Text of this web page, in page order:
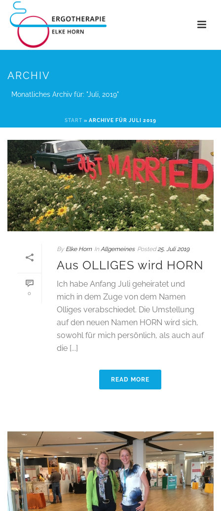
ARCHIV
Monatliches Archiv für: "Juli, 2019"
START » ARCHIVE FÜR JULI 2019
0
By Elke Horn In Allgemeines Posted 25. Juli 2019
Aus OLLIGES wird HORN
Ich habe Anfang Juli geheiratet und
mich in dem Zuge von dem Namen
Olliges verabschiedet. Die Umstellung
auf den neuen Namen HORN wird sich,
sowohl für mich persönlich, als auch auf
die [...]
READ MORE